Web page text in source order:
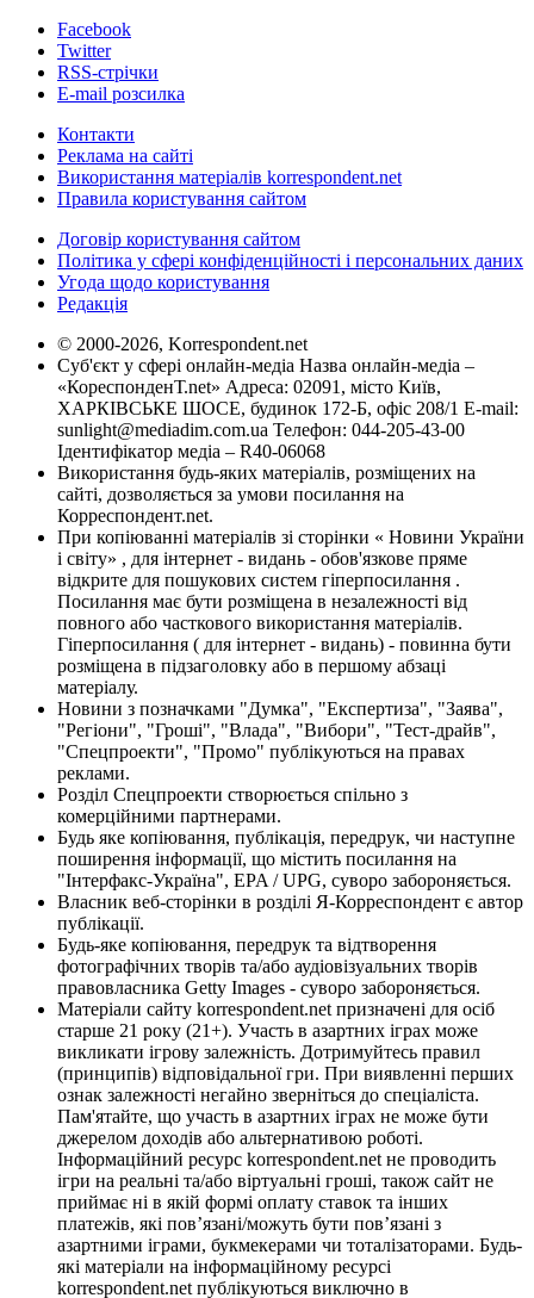
Facebook
Twitter
RSS-стрічки
E-mail розсилка
Контакти
Реклама на сайті
Використання матеріалів korrespondent.net
Правила користування сайтом
Договір користування сайтом
Політика у сфері конфіденційності і персональних даних
Угода щодо користування
Редакція
© 2000-2026, Korrespondent.net
Суб'єкт у сфері онлайн-медіа Назва онлайн-медіа –
«КореспонденТ.net» Адреса: 02091, місто Київ,
ХАРКІВСЬКЕ ШОСЕ, будинок 172-Б, офіс 208/1 E-mail:
sunlight@mediadim.com.ua Телефон: 044-205-43-00
Ідентифікатор медіа – R40-06068
Використання будь-яких матеріалів, розміщених на
сайті, дозволяється за умови посилання на
Корреспондент.net.
При копіюванні матеріалів зі сторінки « Новини України
і світу» , для інтернет - видань - обов'язкове пряме
відкрите для пошукових систем гіперпосилання .
Посилання має бути розміщена в незалежності від
повного або часткового використання матеріалів.
Гіперпосилання ( для інтернет - видань) - повинна бути
розміщена в підзаголовку або в першому абзаці
матеріалу.
Новини з позначками "Думка", "Експертиза", "Заява",
"Регіони", "Гроші", "Влада", "Вибори", "Тест-драйв",
"Спецпроекти", "Промо" публікуються на правах
реклами.
Розділ Спецпроекти створюється спільно з
комерційними партнерами.
Будь яке копіювання, публікація, передрук, чи наступне
поширення інформації, що містить посилання на
"Інтерфакс-Україна", EPA / UPG, суворо забороняється.
Власник веб-сторінки в розділі Я-Корреспондент є автор
публікації.
Будь-яке копіювання, передрук та відтворення
фотографічних творів та/або аудіовізуальних творів
правовласника Getty Images - суворо забороняється.
Матеріали сайту korrespondent.net призначені для осіб
старше 21 року (21+). Участь в азартних іграх може
викликати ігрову залежність. Дотримуйтесь правил
(принципів) відповідальної гри. При виявленні перших
ознак залежності негайно зверніться до спеціаліста.
Пам'ятайте, що участь в азартних іграх не може бути
джерелом доходів або альтернативою роботі.
Інформаційний ресурс korrespondent.net не проводить
ігри на реальні та/або віртуальні гроші, також сайт не
приймає ні в якій формі оплату ставок та інших
платежів, які пов’язані/можуть бути пов’язані з
азартними іграми, букмекерами чи тоталізаторами. Будь-
які матеріали на інформаційному ресурсі
korrespondent.net публікуються виключно в